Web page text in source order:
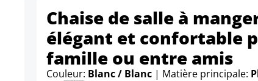
Chaise de salle à
élégant et confortable
famille ou entre amis
Couleur: Blanc / Blanc | Matière principale: